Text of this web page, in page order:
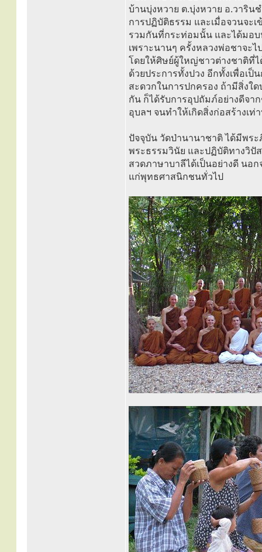
บ้านบุ่งหวาย ต.บุ่งหวาย อ.วาริน
การปฏิบัติธรรม และเมื่อจวนจะ
รวมกันที่กระท่อมนั้น และได้มอบ
เพราะนานๆ ครั้งหลวงพ่อชาจะ
โดยให้ศิษย์ผู้ใหญ่ชาวต่างชาติที่ไ
ด้วยประการทั้งปวง อีกทั้งเพื่อเป็
สะดวกในการปกครอง ถ้ามีสิ่งใ
กัน ก็ได้รับการอุปถัมภ์อย่างดีจา
อุบลฯ จนทำให้เกิดสิ่งก่อสร้างเ
ปัจจุบัน วัดป่านานาชาติ ได้มีพร
พระธรรมวินัย และปฏิบัติทางวิปั
สวดภาษาบาลีได้เป็นอย่างดี นอ
แก่พุทธศาสนิกชนทั่วไป